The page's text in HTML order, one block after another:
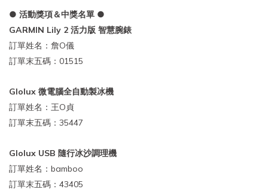
● 活動獎項＆中獎名單 ●
GARMIN Lily 2 活力版 智慧腕錶
訂單姓名：詹O儀
訂單末五碼：01515
Glolux 微電腦全自動製冰機
訂單姓名：王O貞
訂單末五碼：35447
Glolux USB 隨行冰沙調理機
訂單姓名：bamboo
訂單末五碼：43405